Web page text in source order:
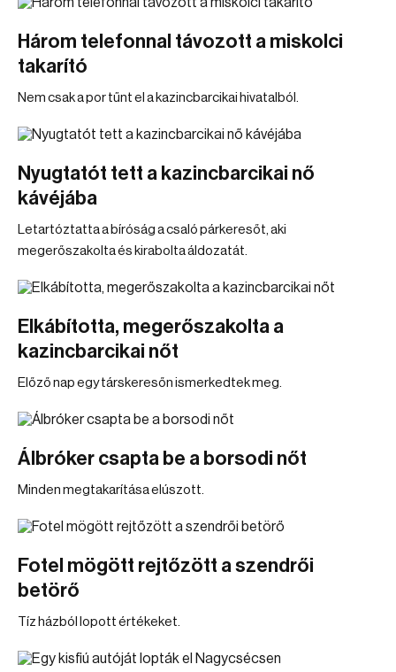
Három telefonnal távozott a miskolci
takarító
Nem csak a por tűnt el a kazincbarcikai hivatalból.
Nyugtatót tett a kazincbarcikai nő
kávéjába
Letartóztatta a bíróság a csaló párkeresőt, aki
megerőszakolta és kirabolta áldozatát.
Elkábította, megerőszakolta a
kazincbarcikai nőt
Előző nap egy társkeresőn ismerkedtek meg.
Álbróker csapta be a borsodi nőt
Minden megtakarítása elúszott.
Fotel mögött rejtőzött a szendrői
betörő
Tíz házból lopott értékeket.